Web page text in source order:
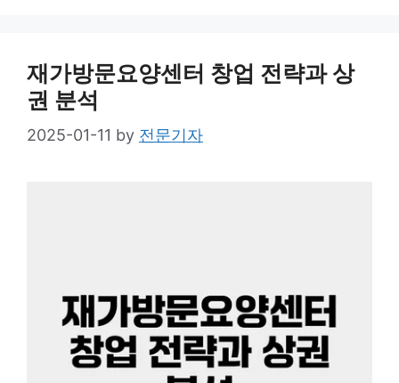
재가방문요양센터 창업 전략과 상
권 분석
2025-01-11 by 전문기자